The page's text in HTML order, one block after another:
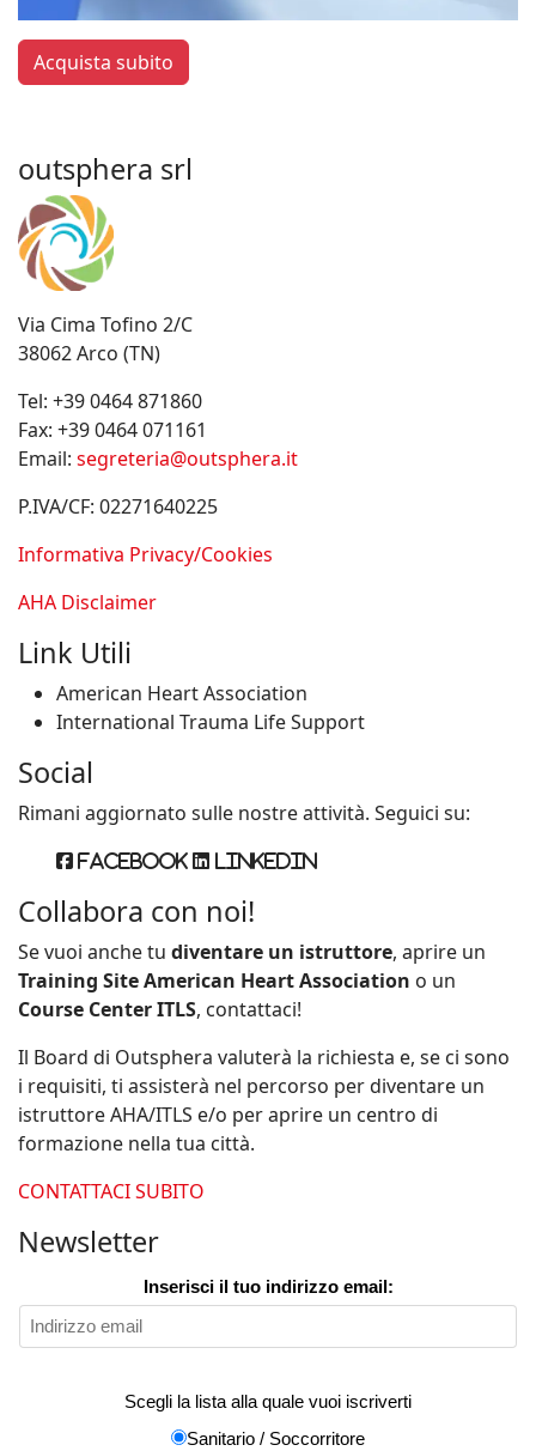
Acquista subito
outsphera srl
Via Cima Tofino 2/C
38062 Arco (TN)
Tel: +39 0464 871860
Fax: +39 0464 071161
Email: segreteria@outsphera.it
P.IVA/CF: 02271640225
Informativa Privacy/Cookies
AHA Disclaimer
Link Utili
American Heart Association
International Trauma Life Support
Social
Rimani aggiornato sulle nostre attività. Seguici su:
Facebook Linkedin
Collabora con noi!
Se vuoi anche tu diventare un istruttore, aprire un
Training Site American Heart Association o un
Course Center ITLS, contattaci!
Il Board di Outsphera valuterà la richiesta e, se ci sono
i requisiti, ti assisterà nel percorso per diventare un
istruttore AHA/ITLS e/o per aprire un centro di
formazione nella tua città.
CONTATTACI SUBITO
Newsletter
Inserisci il tuo indirizzo email:
Scegli la lista alla quale vuoi iscriverti
Sanitario / Soccorritore